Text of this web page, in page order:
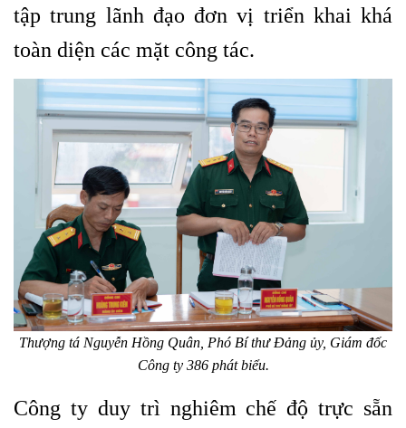
tập trung lãnh đạo đơn vị triển khai khá
toàn diện các mặt công tác.
Thượng tá Nguyễn Hồng Quân, Phó Bí thư Đảng ủy, Giám đốc
Công ty 386 phát biểu.
Công ty duy trì nghiêm chế độ trực sẵn